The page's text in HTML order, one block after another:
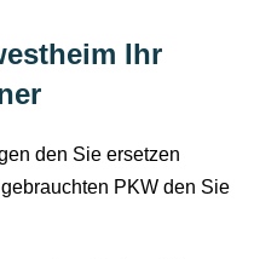
Ihr
den Sie ersetzen
PKW den Sie